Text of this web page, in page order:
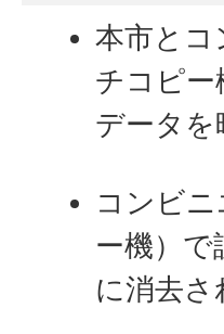
本市とコ
チコピー
データを
コンビ
ー機）
に消去さ